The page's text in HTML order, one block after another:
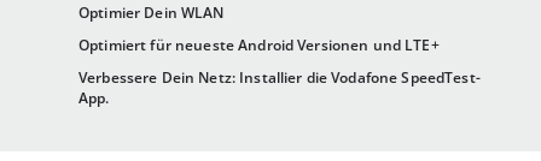
Optimier Dein WLAN
Optimiert für neueste Android Versionen und LTE+
Verbessere Dein Netz: Installier die Vodafone SpeedTest-
App.